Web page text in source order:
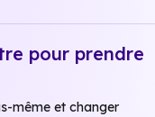
pour prendre
même et changer